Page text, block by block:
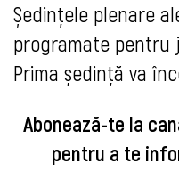
Ședințele plenare
programate pentru
Prima ședință va
Abonează-te la
pentru a te